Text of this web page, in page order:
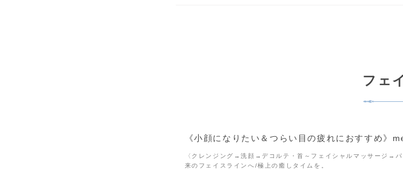
フェ
《小顔になりたい＆つらい目の疲れにおすすめ》
〈クレンジング→洗顔→デコルテ・首～フェイシャルマッサージ→
来のフェイスラインへ/極上の癒しタイムを。